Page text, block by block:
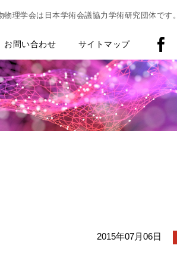
物理学会は日本学術会議協力学術研究団体です。
お問い合わせ サイトマップ
2015年07月06日